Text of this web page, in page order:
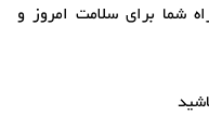
شما برای سلامت امروز و